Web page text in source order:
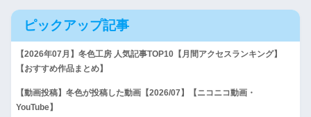
ピックアップ記事
【2026年07月】冬色工房 人気記事TOP10【月間アクセスランキング】
【おすすめ作品まとめ】
【動画投稿】冬色が投稿した動画【2026/07】【ニコニコ動画・
YouTube】